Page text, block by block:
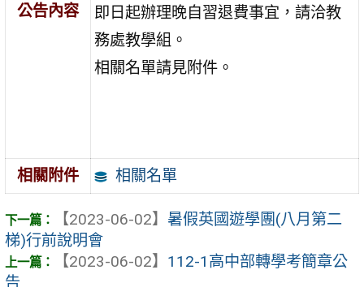
公告內容
即日起辦理晚自習退費事宜，請洽教
務處教學組。
相關名單請見附件。
相關附件 相關名單
【2023-06-02】 暑假英國遊學團(八月第二
梯)行前說明會
【2023-06-02】 112-1高中部轉學考簡章公
告